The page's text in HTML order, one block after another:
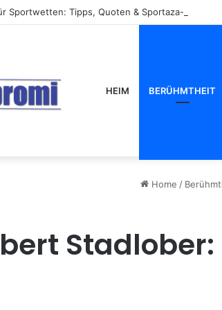
Sportwetten: Tipps, Quoten & Sportaza-
HEIM BERÜHMTHEIT
Home /